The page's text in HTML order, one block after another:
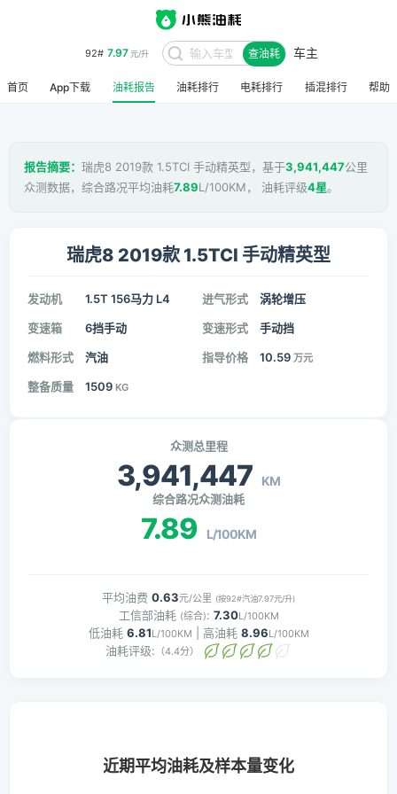
92# 7.97元/升 查油耗 车主
首页 App下载 油耗报告 油耗排行 电耗排行 插混排行 帮助
报告摘要： 瑞虎8 2019款 1.5TCI 手动精英型，基于3,941,447公里
众测数据，综合路况平均油耗7.89L/100KM， 油耗评级4星。
瑞虎8 2019款 1.5TCI 手动精英型
发动机 1.5T 156马力 L4 进气形式 涡轮增压
变速箱 6挡手动 变速形式 手动挡
燃料形式 汽油 指导价格 10.59 万元
整备质量 1509 KG
众测总里程
3,941,447 KM
综合路况众测油耗
7.89 L/100KM
平均油费 0.63元/公里 (按92#汽油7.97元/升)
工信部油耗 (综合): 7.30L/100KM
低油耗 6.81L/100KM | 高油耗 8.96L/100KM
油耗评级: （4.4分）